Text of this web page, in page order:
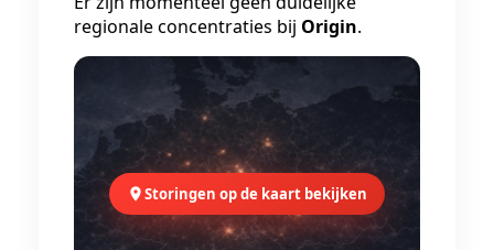
regionale concentraties bij Origin.
Storingen op de kaart bekijken